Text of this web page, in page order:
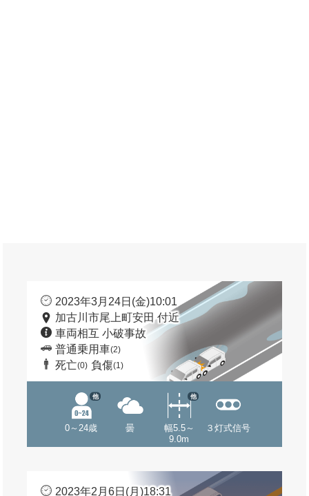
2023年3月24日(金)10:01
加古川市尾上町安田 付近
車両相互 小破事故
普通乗用車(2)
死亡(0) 負傷(1)
0～24歳
他
曇
幅5.5～
9.0m
他
３灯式信号
2023年2月6日(月)18:31